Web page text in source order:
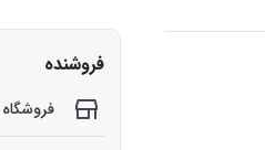
فروشنده